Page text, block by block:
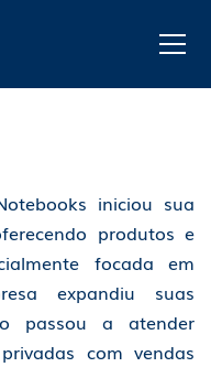
iniciou sua
produtos e
focada em
expandiu suas
passou a atender
com vendas